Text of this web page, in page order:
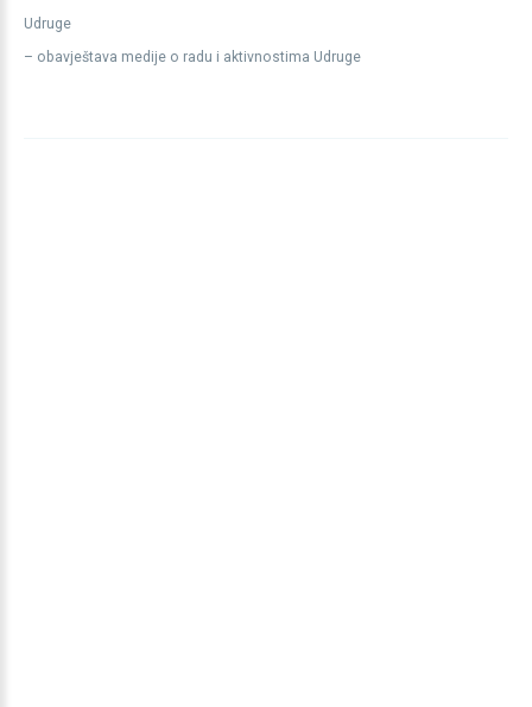
Udruge
– obavještava medije o radu i aktivnostima Udruge